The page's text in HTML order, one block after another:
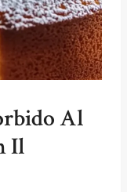
Al
Il